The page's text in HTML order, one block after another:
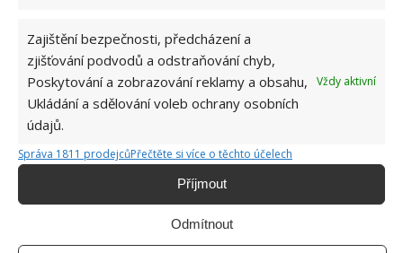
Zajištění bezpečnosti, předcházení a
zjišťování podvodů a odstraňování chyb,
Poskytování a zobrazování reklamy a obsahu,
Ukládání a sdělování voleb ochrany osobních
údajů.
Vždy aktivní
Správa 1811 prodejcůPřečtěte si více o těchto účelech
Příjmout
Odmítnout
Hana Musilová